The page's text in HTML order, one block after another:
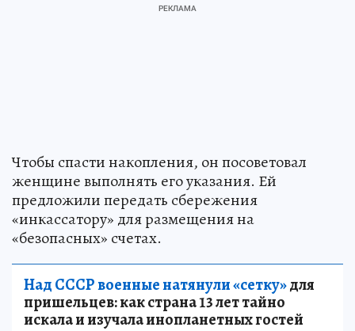
Чтобы спасти накопления, он посоветовал
женщине выполнять его указания. Ей
предложили передать сбережения
«инкассатору» для размещения на
«безопасных» счетах.
Над СССР военные натянули «сетку»для
пришельцев: как страна 13 лет тайно
искала и изучала инопланетных гостей